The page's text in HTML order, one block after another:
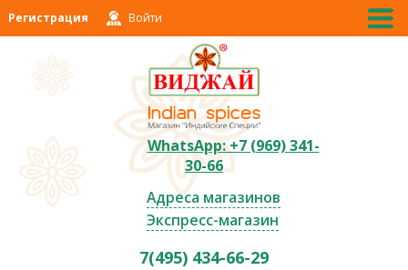
Регистрация Войти
WhatsApp: +7 (969) 341-
30-66
Адреса магазинов
Экспресс-магазин
7(495) 434-66-29